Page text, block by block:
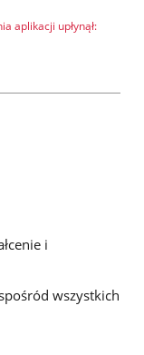
aplikacji upłynął:
i
wszystkich